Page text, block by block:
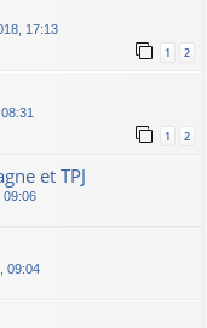
17:13
1 2
1 2
et TPJ
09:06
09:04